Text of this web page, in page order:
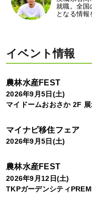
就職。全国
となる情
イベント情報
農林水産FEST
2026年9月5日(土)
マイドームおおさか 2F
マイナビ移住フェア
2026年9月5日(土)
農林水産FEST
2026年9月12日(土)
TKPガーデンシティ